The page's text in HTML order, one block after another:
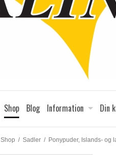
Shop Blog Information Din
Shop / Sadler / Ponypuder, Islands- og